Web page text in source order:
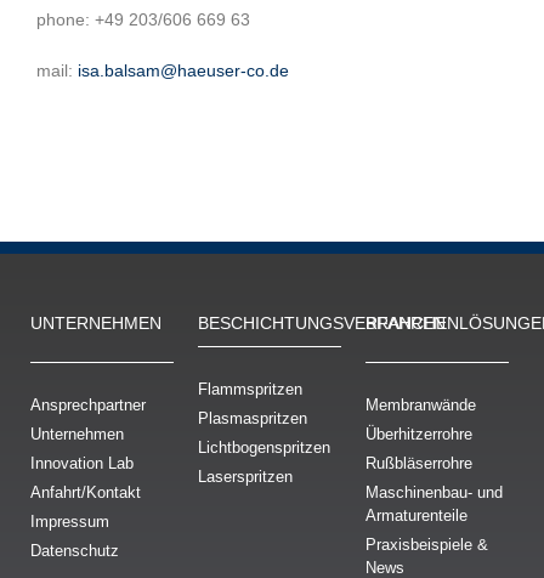
phone: +49 203/606 669 63
mail: isa.balsam@haeuser-co.de
UNTERNEHMEN
Ansprechpartner
Unternehmen
Innovation Lab
Anfahrt/Kontakt
Impressum
Datenschutz
BESCHICH­TUNGS­VERFAHREN
Flammspritzen
Plasmaspritzen
Lichtbogenspritzen
Laserspritzen
Membranwände
Überhitzerrohre
Rußbläserrohre
Maschinenbau- und
Armaturenteile
Praxisbeispiele &
News